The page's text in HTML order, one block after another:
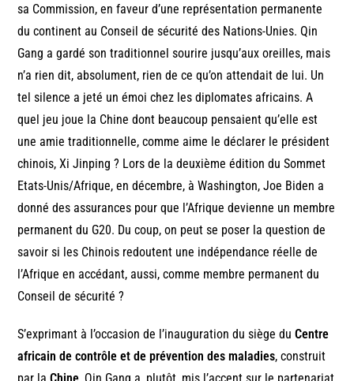
sa Commission, en faveur d’une représentation permanente
du continent au Conseil de sécurité des Nations-Unies. Qin
Gang a gardé son traditionnel sourire jusqu’aux oreilles, mais
n’a rien dit, absolument, rien de ce qu’on attendait de lui. Un
tel silence a jeté un émoi chez les diplomates africains. A
quel jeu joue la Chine dont beaucoup pensaient qu’elle est
une amie traditionnelle, comme aime le déclarer le président
chinois, Xi Jinping ? Lors de la deuxième édition du Sommet
Etats-Unis/Afrique, en décembre, à Washington, Joe Biden a
donné des assurances pour que l’Afrique devienne un membre
permanent du G20. Du coup, on peut se poser la question de
savoir si les Chinois redoutent une indépendance réelle de
l’Afrique en accédant, aussi, comme membre permanent du
Conseil de sécurité ?
S’exprimant à l’occasion de l’inauguration du siège duCentre
africain de contrôle et de prévention des maladies, construit
par laChine , Qin Gang a, plutôt, mis l’accent sur le partenariat